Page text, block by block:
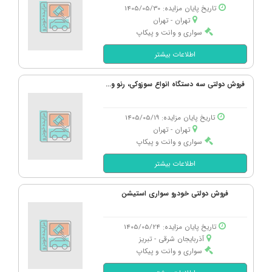
قیمت بازار: 4,000,000,000
فروش دولتی: 2,400,000,000
پژو، پارس XU7P مدل 1401
قیمت بازار: 1,370,000,000
فروش دولتی: 822,000,000
قیمت بازار: 1,500,000,000
فروش دولتی: 900,000,000
سمند، X7 دنده ای مدل 1382
قیمت بازار: 220,000,000
فروش دولتی: 132,000,000
پژو، 206 تیپ 2 مدل 1399
قیمت بازار: 890,000,000
فروش دولتی: 534,000,000
تاریخ پایان مزایده: 1405/05/30
تهران - تهران
سواری و وانت و پیکاپ
اطلاعات بیشتر
فروش دولتی سه دستگاه انواع سوزوکی، رنو و...
تاریخ پایان مزایده: 1405/05/19
تهران - تهران
سواری و وانت و پیکاپ
اطلاعات بیشتر
فروش دولتی خودرو سواری استیشن
تاریخ پایان مزایده: 1405/05/24
آذربایجان شرقی - تبریز
سواری و وانت و پیکاپ